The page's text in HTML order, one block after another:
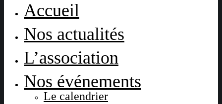
Accueil
Nos actualités
L’association
Nos événements
Le calendrier